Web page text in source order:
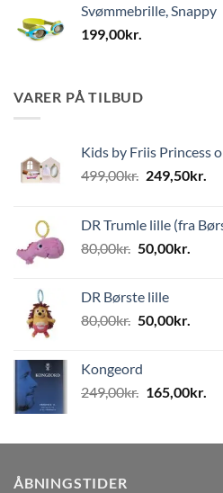
Svømmebrille, Snappy
199,00kr.
VARER PÅ TILBUD
Kids by Friis Princess
499,00kr. Den
var:
499,00kr..
249,50kr.
er:
DR Trumle lille (fra
80,00kr. Den
var:
80,00kr..
50,00kr.
DR Børste lille
80,00kr. Den
var:
80,00kr..
50,00kr.
Kongeord
249,00kr. Den
var:
165,00kr.
er:
ÅBNINGSTIDER